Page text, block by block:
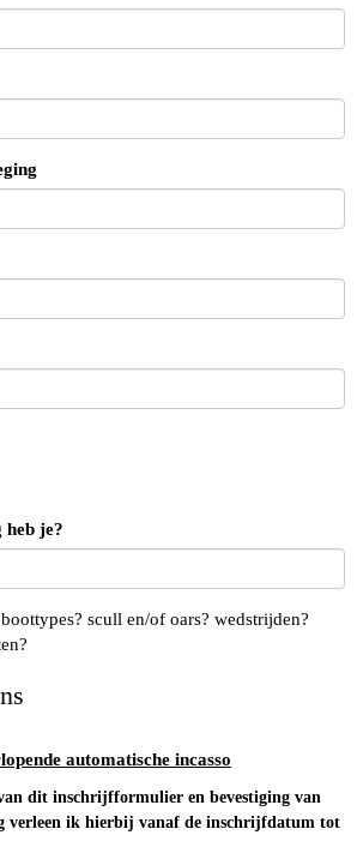
je?
scull en/of oars? wedstrijden?
automatische incasso
dit inschrijfformulier en bevestiging van
verleen ik hierbij vanaf de inschrijfdatum tot